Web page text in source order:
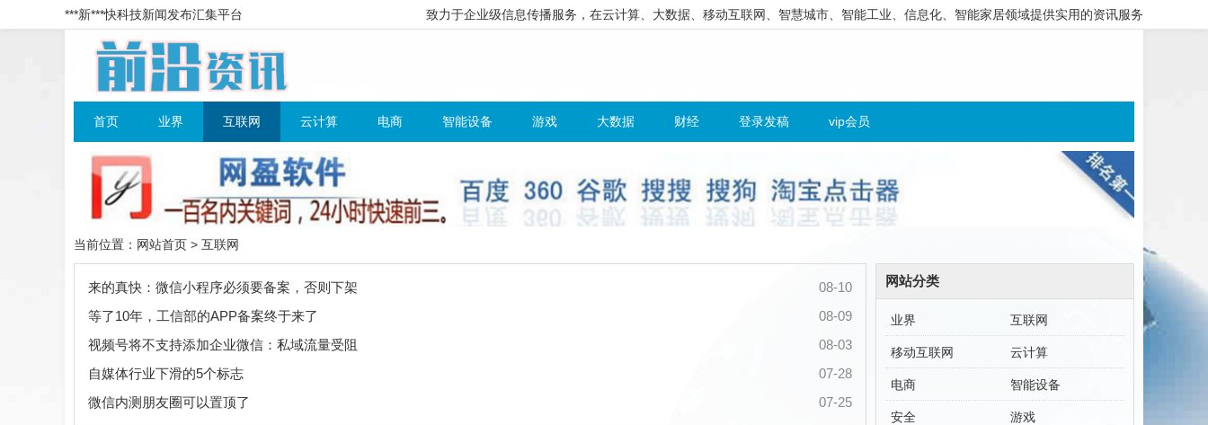
***新***快科技新闻发布汇集平台 致力于企业级信息传播服务，在云计算、大数据、移动互联网、智慧城市、智能工业、信息化、智能家居领域提供实用的资讯服务
首页 业界 互联网 云计算 电商 智能设备 游戏 大数据 财经 登录发稿 vip会员
当前位置： 网站首页 > 互联网
08-10
来的真快：微信小程序必须要备案，否则下架
08-09
等了10年，工信部的APP备案终于来了
08-03
视频号将不支持添加企业微信：私域流量受阻
07-28
自媒体行业下滑的5个标志
07-25
微信内测朋友圈可以置顶了
网站分类
业界 互联网
移动互联网 云计算
电商 智能设备
安全 游戏